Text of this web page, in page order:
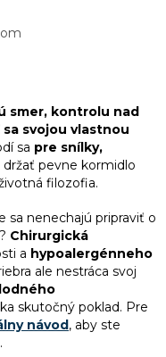
smer, kontrolu nad
svojou vlastnou
sa pre snílky,
pevne kormidlo
filozofia.
sa nenechajú pripraviť o
Chirurgická
a hypoalergénneho
ale nestráca svoj
skutočný poklad. Pre
návod, aby ste